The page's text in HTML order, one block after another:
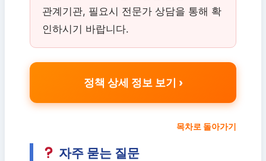
관계기관, 필요시 전문가 상담을 통해 확
인하시기 바랍니다.
정책 상세 정보 보기
목차로 돌아가기
자주 묻는 질문